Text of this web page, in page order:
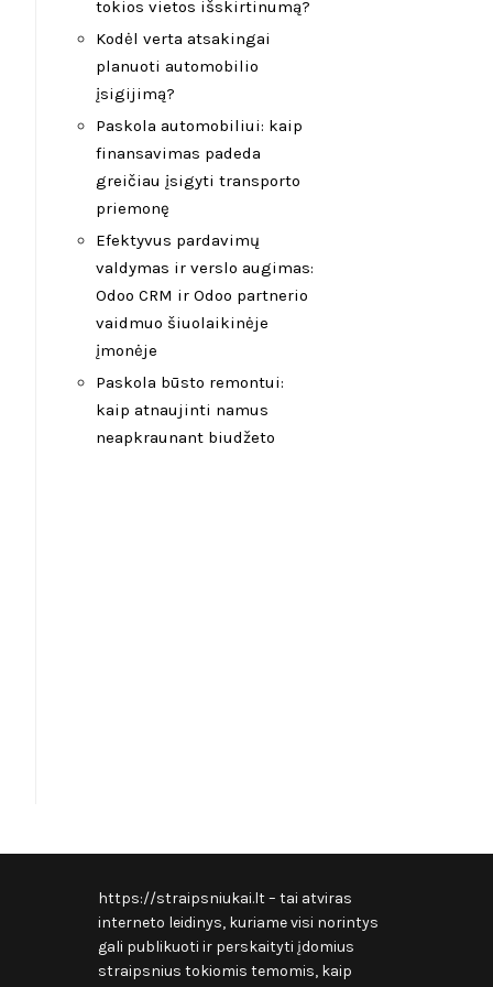
tokios vietos išskirtinumą?
Kodėl verta atsakingai
planuoti automobilio
įsigijimą?
Paskola automobiliui: kaip
finansavimas padeda
greičiau įsigyti transporto
priemonę
Efektyvus pardavimų
valdymas ir verslo augimas:
Odoo CRM ir Odoo partnerio
vaidmuo šiuolaikinėje
įmonėje
Paskola būsto remontui:
kaip atnaujinti namus
neapkraunant biudžeto
https://straipsniukai.lt– tai atviras
interneto leidinys, kuriame visi norintys
gali publikuoti ir perskaityti įdomius
straipsnius tokiomis temomis, kaip